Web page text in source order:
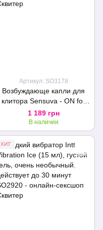
Артикул: SO3178
Возбуждающе капли для
клитора Sensuva - ON for
Her Hemp Infused Arousal
Oil (5 мл) с маслом конопли
1 189 грн
В наличии
ХИТ